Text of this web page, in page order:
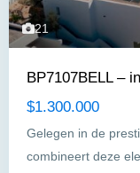
21
BP7107BELL –
$1.300.000
Gelegen in de
combineert deze